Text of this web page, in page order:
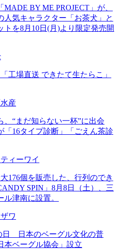
BY ME PROJECT」が、
人気キャラクター「お茶犬」と
トを8月10日(月)より限定発売開
工場直送 できたて生たらこ」
産
、“まだ知らない一杯”に出会
「16タイプ診断」「ごえん茶診
ィーワイ
176個を販売した、行列のでき
SPIN」8月8日（土）、三
津南に設置。
ワ
日 日本のベーグル文化の普
本ベーグル協会」設立